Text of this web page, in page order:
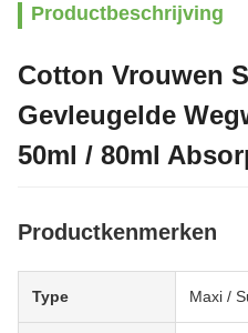
Productbeschrijving
Cotton Vrouwen
Gevleugelde
50ml / 80ml
Productkenmerken
Type Maxi /